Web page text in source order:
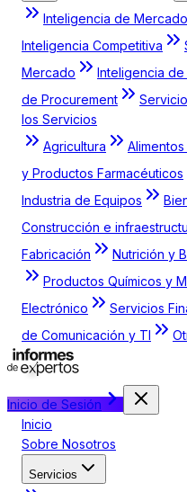
Inteligencia de Mercado
Inteligencia Competitiva
Mercado
Inteligencia de
de Procurement
los Servicios
Agricultura
y Productos Farmacéuticos
Industria de Equipos
Construcción e
Fabricación
Nutrición y
Productos Químicos y
Electrónico
Servicios
de Comunicación y TI
Inicio de Sesión
Inicio
Sobre Nosotros
Servicios